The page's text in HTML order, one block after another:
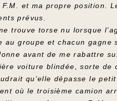
et ma propre position.
prévus.
trouve torse nu lorsque
groupe et chacun
avant de me rabattre
voiture blindée, sorte
qu’elle dépasse le
où le troisième camion